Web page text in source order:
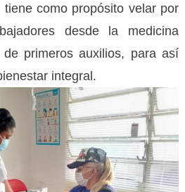
tiene como propósito velar por
desde la medicina
primeros auxilios, para así
integral.